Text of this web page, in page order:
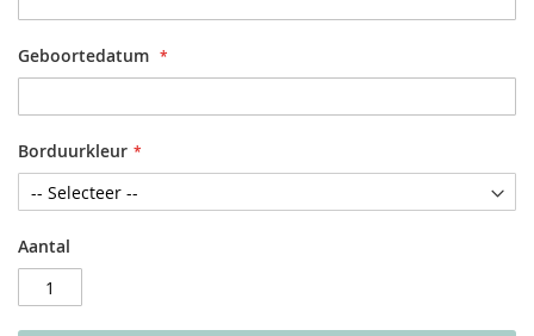
Geboortedatum
Borduurkleur
Aantal